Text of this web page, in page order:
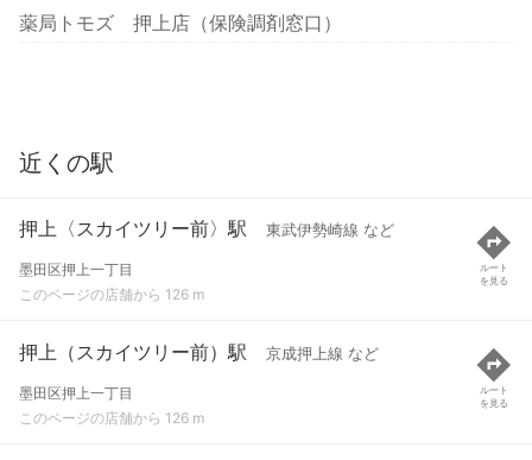
薬局トモズ 押上店（保険調剤窓口）
近くの駅
押上〈スカイツリー前〉駅 東武伊勢崎線 など
墨田区押上一丁目
このページの店舗から 126 m
ルート
を見る
押上（スカイツリー前）駅 京成押上線 など
墨田区押上一丁目
このページの店舗から 126 m
ルート
を見る